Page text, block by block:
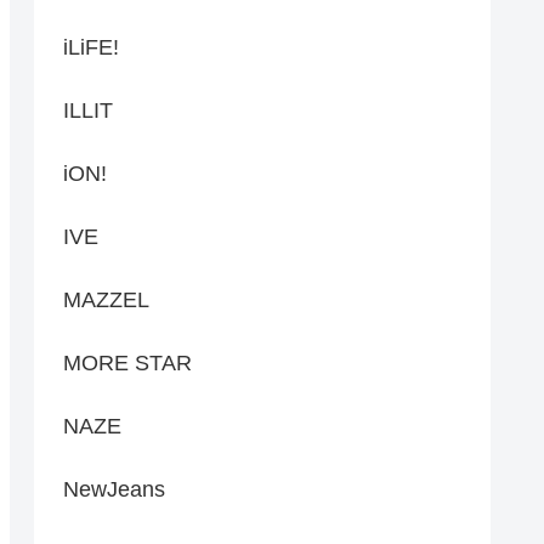
iLiFE!
ILLIT
iON!
IVE
MAZZEL
MORE STAR
NAZE
NewJeans